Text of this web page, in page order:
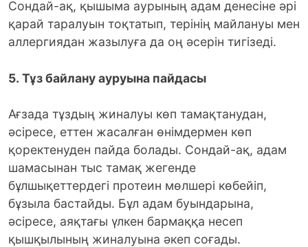
Сондай-ақ, қышыма аурының адам денесіне әрі
қарай таралуын тоқтатып, терінің майлануы мен
аллергиядан жазылуға да оң әсерін тигізеді.
5. Тұз байлану ауруына пайдасы
Ағзада тұздың жиналуы көп тамақтанудан,
әсіресе, еттен жасалған өнімдермен көп
қоректенуден пайда болады. Сондай-ақ, адам
шамасынан тыс тамақ жегенде
бұлшықеттердегі протеин мөлшері көбейіп,
бұзыла бастайды. Бұл адам буындарына,
әсіресе, аяқтағы үлкен бармаққа несеп
қышқылының жиналуына әкеп соғады.